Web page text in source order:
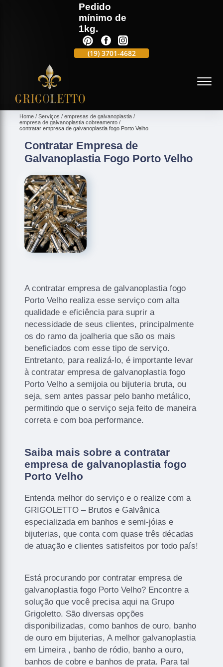
Pedido
mínimo de
1kg.
(19)3701-4682
Home Serviços
empresas de galvanoplastia
empresa de galvanoplastia cobreamento
contratar empresa de galvanoplastia fogo Porto Velho
Contratar Empresa de
Galvanoplastia Fogo Porto Velho
A contratar empresa de galvanoplastia fogo
Porto Velho realiza esse serviço com alta
qualidade e eficiência para suprir a
necessidade de seus clientes, principalmente
os do ramo da joalheria que são os mais
beneficiados com esse tipo de serviço.
Entretanto, para realizá-lo, é importante levar
à contratar empresa de galvanoplastia fogo
Porto Velho a semijoia ou bijuteria bruta, ou
seja, sem antes passar pelo banho metálico,
permitindo que o serviço seja feito de maneira
correta e com boa performance.
Saiba mais sobre a contratar
empresa de galvanoplastia fogo
Porto Velho
Entenda melhor do serviço e o realize com a
GRIGOLETTO – Brutos e Galvânica
especializada em banhos e semi-jóias e
bijuterias, que conta com quase três décadas
de atuação e clientes satisfeitos por todo país!
Está procurando por contratar empresa de
galvanoplastia fogo Porto Velho? Encontre a
solução que você precisa aqui na Grupo
Grigoletto. São diversas opções
disponibilizadas, como banhos de ouro, banho
de ouro em bijuterias, A melhor galvanoplastia
em Limeira , banho de ródio, banho a ouro,
banhos de cobre e banhos de prata. Para tal